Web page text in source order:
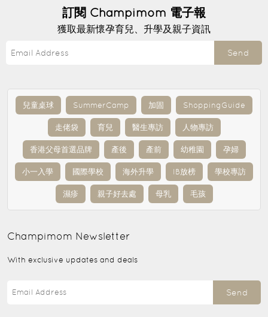
訂閱 Champimom 電子報
獲取最新懷孕育兒、升學及親子資訊
Send
兒童桌球 SummerCamp 加固 ShoppingGuide
走佬袋 育兒 醫生專訪 人物專訪
香港父母首選品牌 產後 產前 幼稚園 孕婦
小一入學 國際學校 海外升學 IB放榜 學校專訪
濕疹 親子好去處 母乳 毛孩
Champimom Newsletter
With exclusive updates and deals
Send